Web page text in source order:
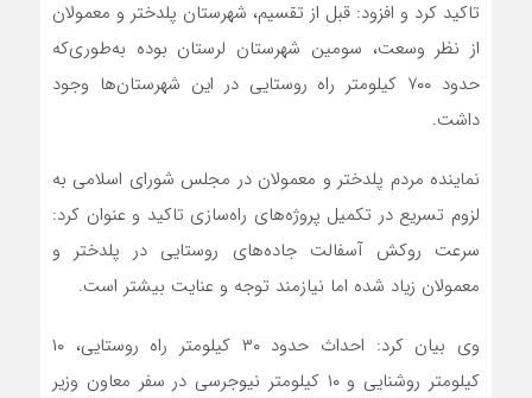
تاکید کرد و افزود: قبل از تقسیم، شهرستان پلدختر و معمولان
از نظر وسعت، سومین شهرستان لرستان بوده به‌طوری‌که
حدود ۷۰۰ کیلومتر راه روستایی در این شهرستان‌ها وجود
داشت.
نماینده مردم پلدختر و معمولان در مجلس شورای اسلامی به
لزوم تسریع در تکمیل پروژه‌های راه‌سازی تاکید و عنوان کرد:
سرعت روکش آسفالت جاده‌های روستایی در پلدختر و
معمولان زیاد شده اما نیازمند توجه و عنایت بیشتر است.
وی بیان کرد: احداث حدود ۳۰ کیلومتر راه روستایی، ۱۰
کیلومتر روشنایی و ۱۰ کیلومتر نیوجرسی در سفر معاون وزیر